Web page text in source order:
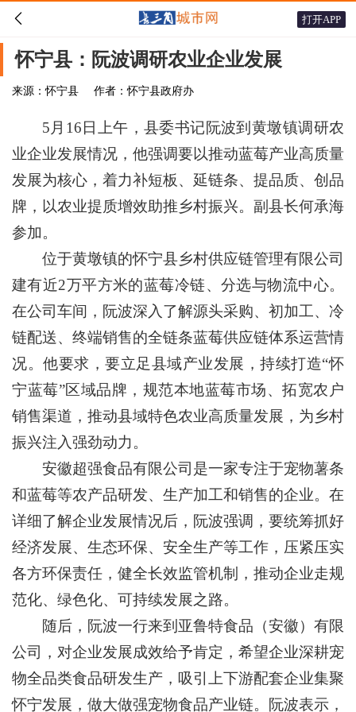
 打开APP
怀宁县：阮波调研农业企业发展
来源：怀宁县 作者：怀宁县政府办
5月16日上午，县委书记阮波到黄墩镇调研农
业企业发展情况，他强调要以推动蓝莓产业高质量
发展为核心，着力补短板、延链条、提品质、创品
牌，以农业提质增效助推乡村振兴。副县长何承海
参加。
位于黄墩镇的怀宁县乡村供应链管理有限公司
建有近2万平方米的蓝莓冷链、分选与物流中心。
在公司车间，阮波深入了解源头采购、初加工、冷
链配送、终端销售的全链条蓝莓供应链体系运营情
况。他要求，要立足县域产业发展，持续打造“怀
宁蓝莓”区域品牌，规范本地蓝莓市场、拓宽农户
销售渠道，推动县域特色农业高质量发展，为乡村
振兴注入强劲动力。
安徽超强食品有限公司是一家专注于宠物薯条
和蓝莓等农产品研发、生产加工和销售的企业。在
详细了解企业发展情况后，阮波强调，要统筹抓好
经济发展、生态环保、安全生产等工作，压紧压实
各方环保责任，健全长效监管机制，推动企业走规
范化、绿色化、可持续发展之路。
随后，阮波一行来到亚鲁特食品（安徽）有限
公司，对企业发展成效给予肯定，希望企业深耕宠
物全品类食品研发生产，吸引上下游配套企业集聚
怀宁发展，做大做强宠物食品产业链。阮波表示，